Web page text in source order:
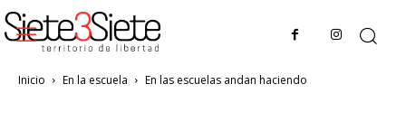
Inicio En la escuela En las escuelas andan haciendo